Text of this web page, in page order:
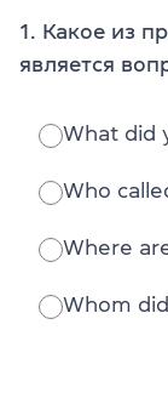
1. Какое из
является
What did
Who
Where
Whom